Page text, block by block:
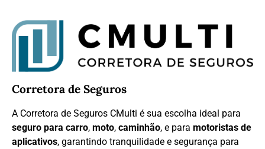
Corretora de Seguros
A Corretora de Seguros CMulti é sua escolha ideal para
seguro para carro, moto, caminhão, e para motoristas de
aplicativos, garantindo tranquilidade e segurança para